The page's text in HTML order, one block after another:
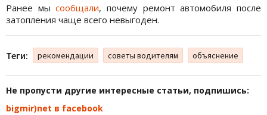
Ранее мысообщали, почему ремонт автомобиля после
затопления чаще всего невыгоден.
Теги: рекомендации советы водителям объяснение
Не пропусти другие интересные статьи, подпишись:
bigmir)net в facebook